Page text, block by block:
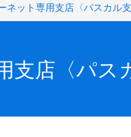
ネット専用支店〈パスカル
支店〈パス